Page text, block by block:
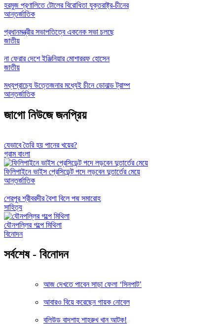
হরমুজ প্রণালিতে টোলের বিরোধিতা যুক্তরাষ্ট্র-চীনের
আন্তর্জাতিক
প্রধানমন্ত্রীর সভাপতিত্বে একনেক সভা চলছে
জাতীয়
না ফেরার দেশে ইঞ্জিনিয়ার মোশাররফ হোসেন
জাতীয়
মধ্যপ্রাচ্যে উত্তেজনার মধ্যেই চীনে ডোনাল্ড ট্রাম্প
আন্তর্জাতিক
জাগো নিউজে জনপ্রিয়
যেভাবে তৈরি হয় পানের খয়ের?
গ্রাম বাংলা
ফিলিপাইনে ভাইস প্রেসিডেন্ট পদে লড়বেন দুতার্তের মেয়ে
আন্তর্জাতিক
শেরপুর শ্রীবরদীর বৈশা বিলে পদ্ম সমারোহ
সাহিত্য
যৌনপল্লির গল্পে মিথিলা
বিনোদন
সর্বশেষ - বিনোদন
আজ দেখতে পাবেন সাড়া ফেলা ‘সিনপাট’
আবারও বিয়ে করেছেন গায়ক নোবেল
বলিউড বাদশাহ শাহরুখ খান আটক!